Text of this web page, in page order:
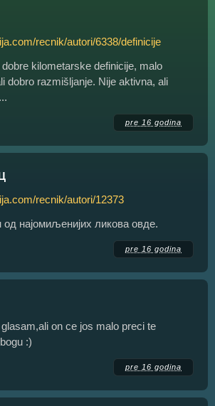
recnik/autori/6338/definicije
kilometarske definicije, malo
dobro razmišljanje. Nije aktivna, ali
pre 16 godina
recnik/autori/12373
од најомиљенијих ликова овде.
pre 16 godina
on ce jos malo preci te
:)
pre 16 godina